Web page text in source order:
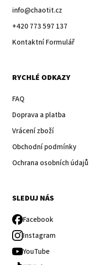
info@chaotit.cz
+420 773 597 137
Kontaktní Formulář
RYCHLÉ ODKAZY
FAQ
Doprava a platba
Vrácení zboží
Obchodní podmínky
Ochrana osobních údajů
SLEDUJ NÁS
Facebook
Instagram
YouTube